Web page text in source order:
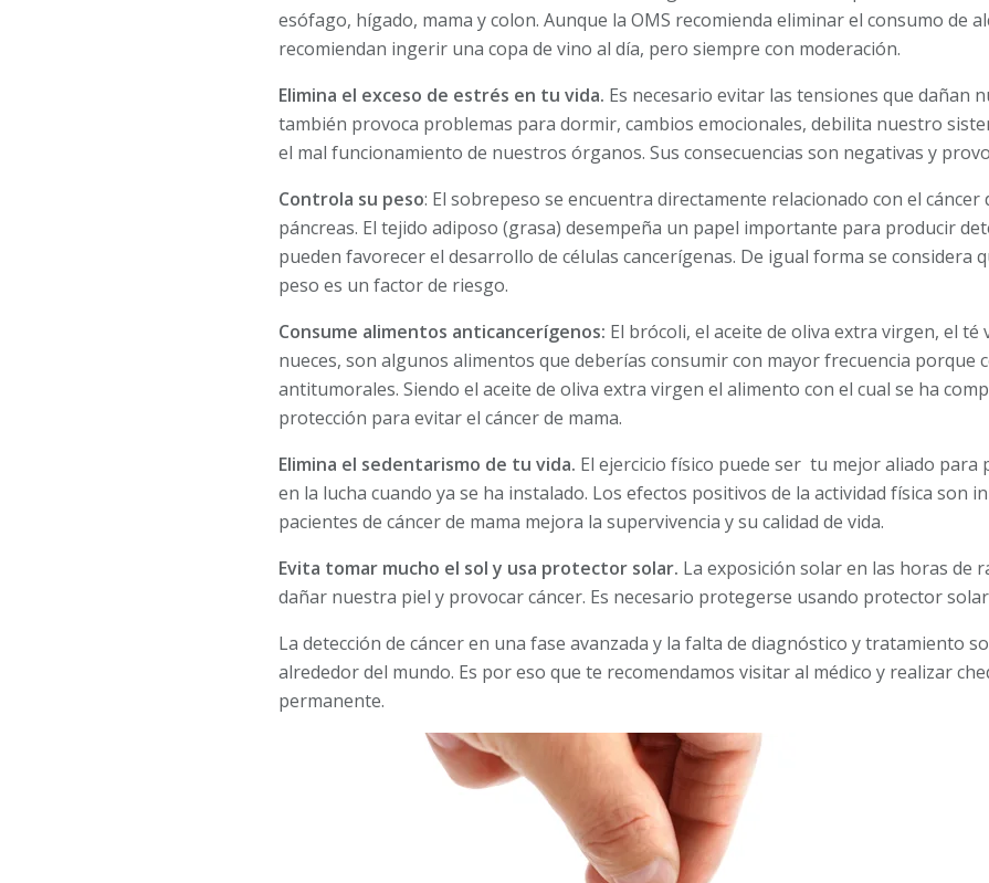
esófago, hígado, mama y colon. Aunque la OMS recomienda eliminar el consumo de
recomiendan ingerir una copa de vino al día, pero siempre con moderación.
Elimina el exceso de estrés en tu vida. Es necesario evitar las tensiones que dañan
también provoca problemas para dormir, cambios emocionales, debilita nuestro
el mal funcionamiento de nuestros órganos. Sus consecuencias son negativas y
Controla su peso: El sobrepeso se encuentra directamente relacionado con el cáncer
páncreas. El tejido adiposo (grasa) desempeña un papel importante para producir
pueden favorecer el desarrollo de células cancerígenas. De igual forma se considera
peso es un factor de riesgo.
Consume alimentos anticancerígenos: El brócoli, el aceite de oliva extra virgen, el té
nueces, son algunos alimentos que deberías consumir con mayor frecuencia porque
antitumorales. Siendo el aceite de oliva extra virgen el alimento con el cual se ha
protección para evitar el cáncer de mama.
Elimina el sedentarismo de tu vida. El ejercicio físico puede ser tu mejor aliado para
en la lucha cuando ya se ha instalado. Los efectos positivos de la actividad física son
pacientes de cáncer de mama mejora la supervivencia y su calidad de vida.
Evita tomar mucho el sol y usa protector solar. La exposición solar en las horas de
dañar nuestra piel y provocar cáncer. Es necesario protegerse usando protector
La detección de cáncer en una fase avanzada y la falta de diagnóstico y tratamiento
alrededor del mundo. Es por eso que te recomendamos visitar al médico y realizar
permanente.